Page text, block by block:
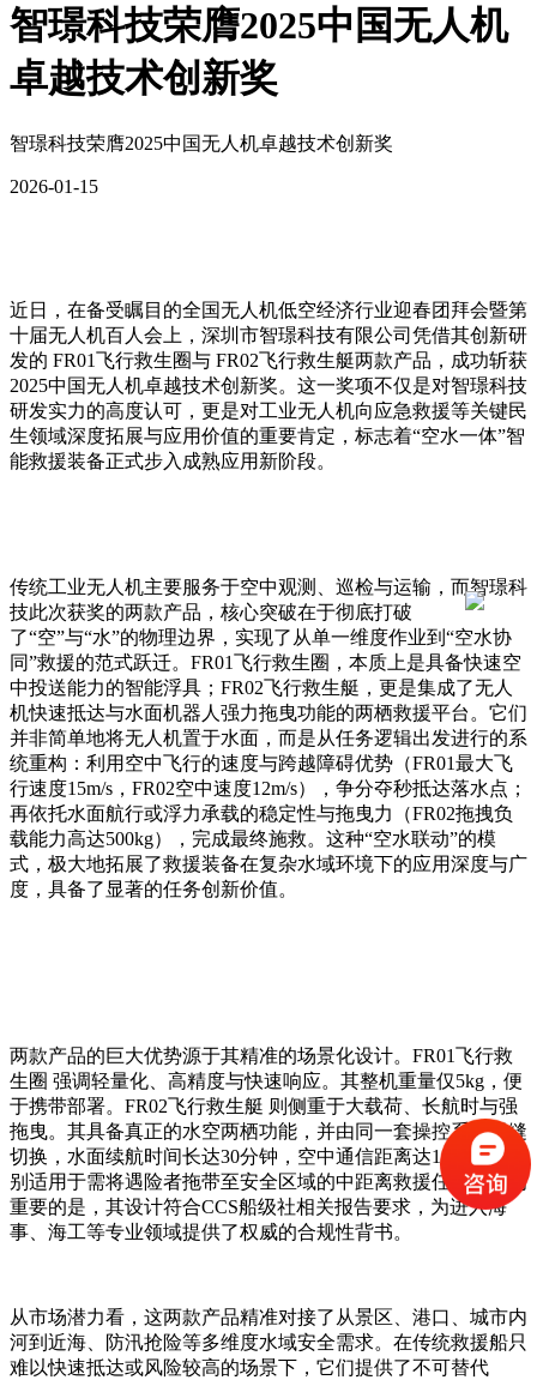
智璟科技荣膺2025中国无人机
卓越技术创新奖
智璟科技荣膺2025中国无人机卓越技术创新奖
2026-01-15
近日，在备受瞩目的全国无人机低空经济行业迎春团拜会暨第
十届无人机百人会上，深圳市智璟科技有限公司凭借其创新研
发的 FR01飞行救生圈与 FR02飞行救生艇两款产品，成功斩获
2025中国无人机卓越技术创新奖。这一奖项不仅是对智璟科技
研发实力的高度认可，更是对工业无人机向应急救援等关键民
生领域深度拓展与应用价值的重要肯定，标志着“空水一体”智
能救援装备正式步入成熟应用新阶段。
传统工业无人机主要服务于空中观测、巡检与运输，而智璟科
技此次获奖的两款产品，核心突破在于彻底打破
了“空”与“水”的物理边界，实现了从单一维度作业到“空水协
同”救援的范式跃迁。FR01飞行救生圈，本质上是具备快速空
中投送能力的智能浮具；FR02飞行救生艇，更是集成了无人
机快速抵达与水面机器人强力拖曳功能的两栖救援平台。它们
并非简单地将无人机置于水面，而是从任务逻辑出发进行的系
统重构：利用空中飞行的速度与跨越障碍优势（FR01最大飞
行速度15m/s，FR02空中速度12m/s），争分夺秒抵达落水点；
再依托水面航行或浮力承载的稳定性与拖曳力（FR02拖拽负
载能力高达500kg），完成最终施救。这种“空水联动”的模
式，极大地拓展了救援装备在复杂水域环境下的应用深度与广
度，具备了显著的任务创新价值。
两款产品的巨大优势源于其精准的场景化设计。FR01飞行救
生圈 强调轻量化、高精度与快速响应。其整机重量仅5kg，便
于携带部署。FR02飞行救生艇 则侧重于大载荷、长航时与强
拖曳。其具备真正的水空两栖功能，并由同一套操控系统无缝
切换，水面续航时间长达30分钟，空中通信距离达10公里，特
别适用于需将遇险者拖带至安全区域的中距离救援任务。尤为
重要的是，其设计符合CCS船级社相关报告要求，为进入海
事、海工等专业领域提供了权威的合规性背书。
从市场潜力看，这两款产品精准对接了从景区、港口、城市内
河到近海、防汛抢险等多维度水域安全需求。在传统救援船只
难以快速抵达或风险较高的场景下，它们提供了不可替代